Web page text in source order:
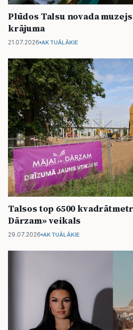
Plūdos Talsu novada
krājuma
21.07.2026 AKTUĀLĀKIE
Talsos top 6500
Dārzam» veikals
29.07.2026 AKTUĀLĀKIE